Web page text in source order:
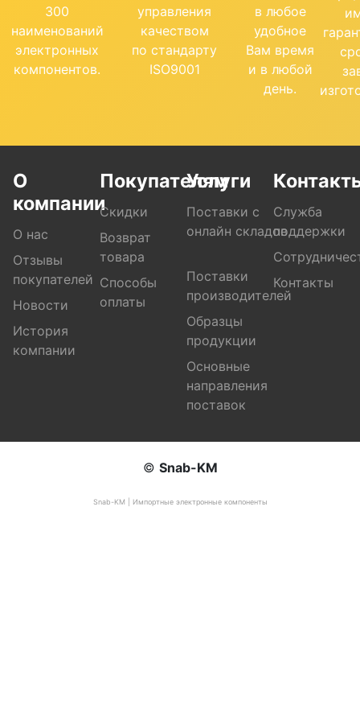
300
наименований
электронных
компонентов.
управления
качеством
по стандарту
ISO9001
в любое
удобное
Вам время
и в любой
день.
О
компании
О нас
Отзывы
покупателей
Новости
История
компании
Покупателям
Скидки
Возврат
товара
Способы
оплаты
Услуги
Поставки с
онлайн складов
Поставки
производителей
Образцы
продукции
Основные
направления
поставок
Служба
поддержки
Контакты
© Snab-KM
Snab-KM | Импортные электронные компоненты